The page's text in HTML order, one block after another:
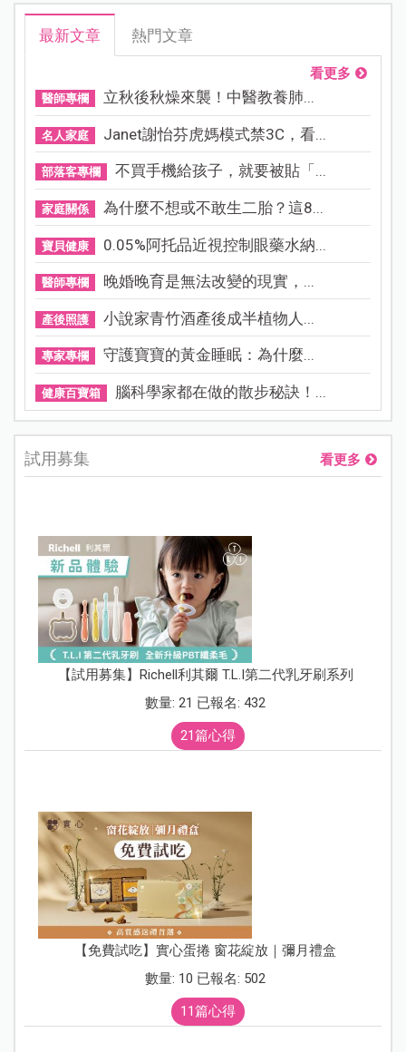
最新文章 熱門文章
看更多
醫師專欄 立秋後秋燥來襲！中醫教養肺...
名人家庭 Janet謝怡芬虎媽模式禁3C，看...
部落客專欄 不買手機給孩子，就要被貼「...
家庭關係 為什麼不想或不敢生二胎？這8...
寶貝健康 0.05%阿托品近視控制眼藥水納...
醫師專欄 晚婚晚育是無法改變的現實，...
產後照護 小說家青竹酒產後成半植物人...
專家專欄 守護寶寶的黃金睡眠：為什麼...
健康百寶箱 腦科學家都在做的散步秘訣！...
試用募集 看更多
【試用募集】Richell利其爾 T.L.I第二代乳牙刷系列
數量: 21 已報名: 432
21篇心得
【免費試吃】實心蛋捲 窗花綻放｜彌月禮盒
數量: 10 已報名: 502
11篇心得